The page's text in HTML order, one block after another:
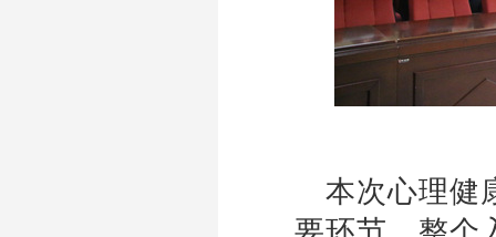
本次心理健